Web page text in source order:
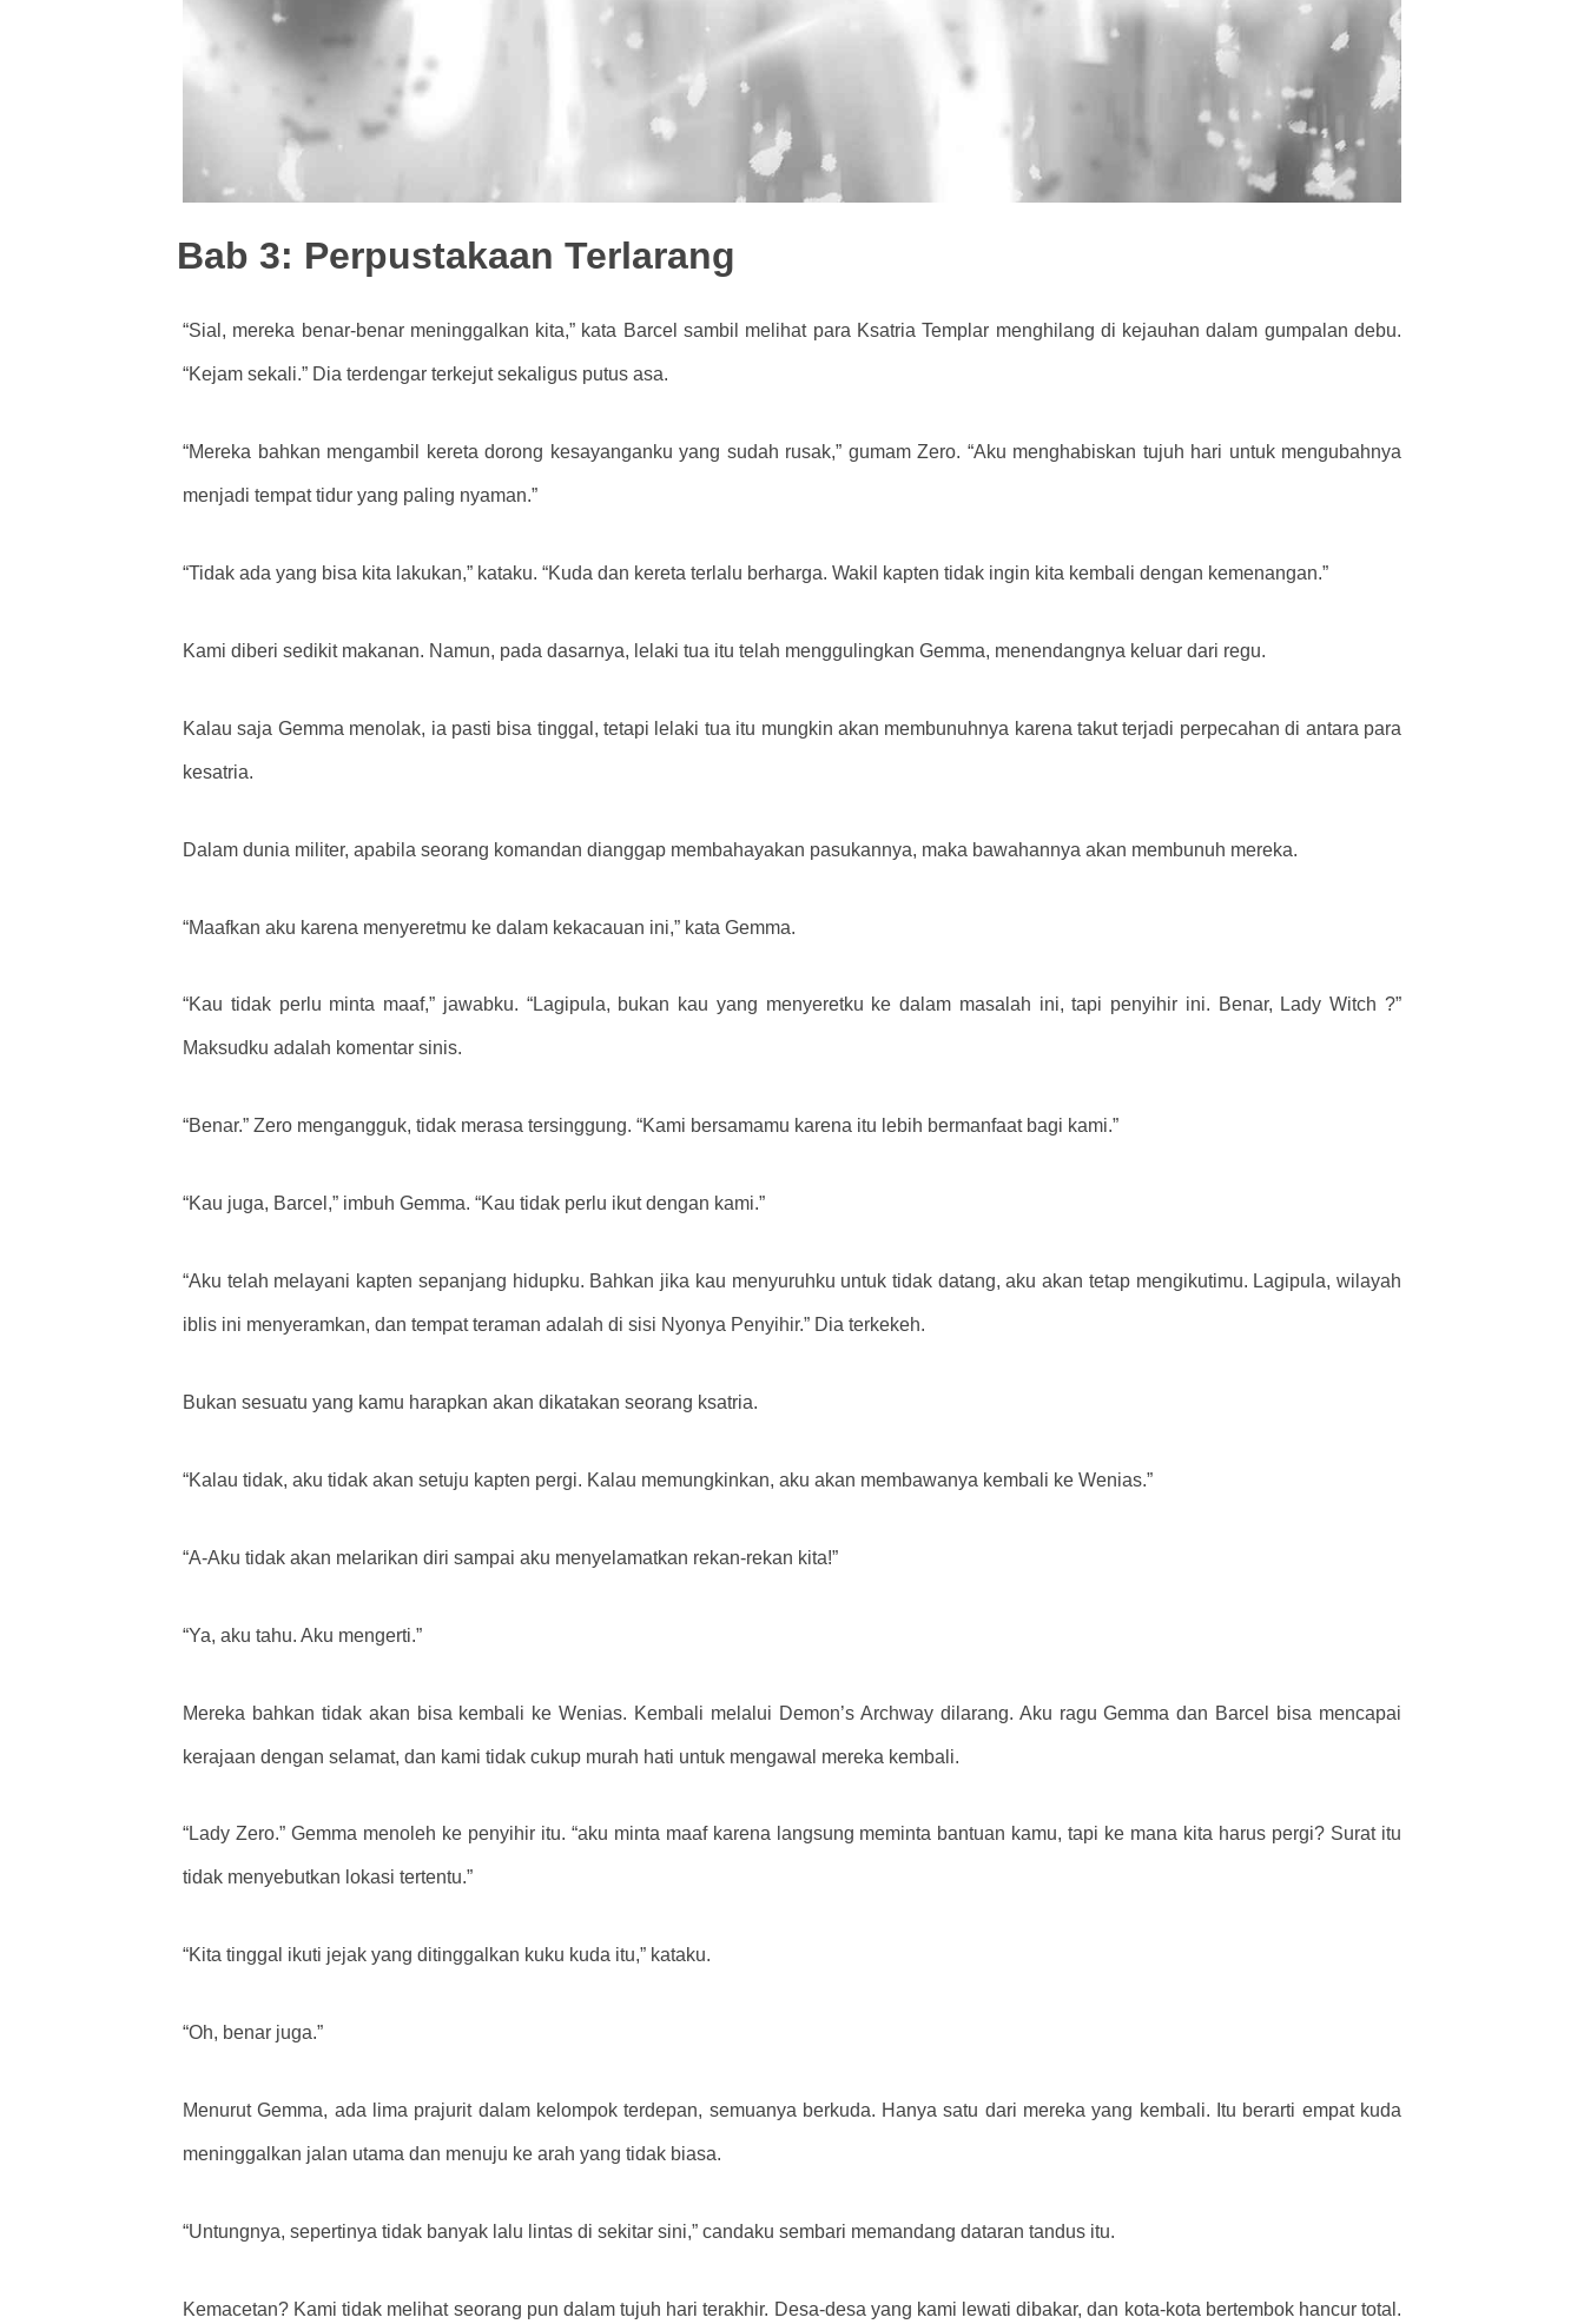
Bab 3: Perpustakaan Terlarang
“Sial, mereka benar-benar meninggalkan kita,” kata Barcel sambil melihat para Ksatria Templar menghilang di kejauhan dalam gumpalan debu.
“Kejam sekali.” Dia terdengar terkejut sekaligus putus asa.
“Mereka bahkan mengambil kereta dorong kesayanganku yang sudah rusak,” gumam Zero. “Aku menghabiskan tujuh hari untuk mengubahnya
menjadi tempat tidur yang paling nyaman.”
“Tidak ada yang bisa kita lakukan,” kataku. “Kuda dan kereta terlalu berharga. Wakil kapten tidak ingin kita kembali dengan kemenangan.”
Kami diberi sedikit makanan. Namun, pada dasarnya, lelaki tua itu telah menggulingkan Gemma, menendangnya keluar dari regu.
Kalau saja Gemma menolak, ia pasti bisa tinggal, tetapi lelaki tua itu mungkin akan membunuhnya karena takut terjadi perpecahan di antara para
kesatria.
Dalam dunia militer, apabila seorang komandan dianggap membahayakan pasukannya, maka bawahannya akan membunuh mereka.
“Maafkan aku karena menyeretmu ke dalam kekacauan ini,” kata Gemma.
“Kau tidak perlu minta maaf,” jawabku. “Lagipula, bukan kau yang menyeretku ke dalam masalah ini, tapi penyihir ini. Benar, Lady Witch ?”
Maksudku adalah komentar sinis.
“Benar.” Zero mengangguk, tidak merasa tersinggung. “Kami bersamamu karena itu lebih bermanfaat bagi kami.”
“Kau juga, Barcel,” imbuh Gemma. “Kau tidak perlu ikut dengan kami.”
“Aku telah melayani kapten sepanjang hidupku. Bahkan jika kau menyuruhku untuk tidak datang, aku akan tetap mengikutimu. Lagipula, wilayah
iblis ini menyeramkan, dan tempat teraman adalah di sisi Nyonya Penyihir.” Dia terkekeh.
Bukan sesuatu yang kamu harapkan akan dikatakan seorang ksatria.
“Kalau tidak, aku tidak akan setuju kapten pergi. Kalau memungkinkan, aku akan membawanya kembali ke Wenias.”
“A-Aku tidak akan melarikan diri sampai aku menyelamatkan rekan-rekan kita!”
“Ya, aku tahu. Aku mengerti.”
Mereka bahkan tidak akan bisa kembali ke Wenias. Kembali melalui Demon’s Archway dilarang. Aku ragu Gemma dan Barcel bisa mencapai
kerajaan dengan selamat, dan kami tidak cukup murah hati untuk mengawal mereka kembali.
“Lady Zero.” Gemma menoleh ke penyihir itu. “aku minta maaf karena langsung meminta bantuan kamu, tapi ke mana kita harus pergi? Surat itu
tidak menyebutkan lokasi tertentu.”
“Kita tinggal ikuti jejak yang ditinggalkan kuku kuda itu,” kataku.
“Oh, benar juga.”
Menurut Gemma, ada lima prajurit dalam kelompok terdepan, semuanya berkuda. Hanya satu dari mereka yang kembali. Itu berarti empat kuda
meninggalkan jalan utama dan menuju ke arah yang tidak biasa.
“Untungnya, sepertinya tidak banyak lalu lintas di sekitar sini,” candaku sembari memandang dataran tandus itu.
Kemacetan? Kami tidak melihat seorang pun dalam tujuh hari terakhir. Desa-desa yang kami lewati dibakar, dan kota-kota bertembok hancur total.